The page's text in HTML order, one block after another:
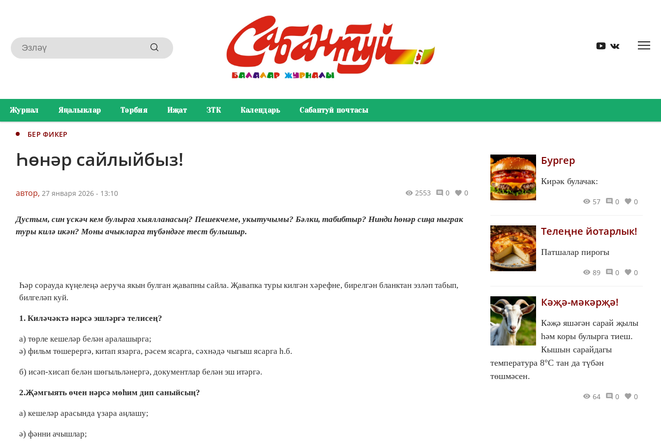
Журнал Яңалыклар Тәрбия Иҗат ЗТК Календарь Сабантуй почтасы
БЕР ФИКЕР
Һөнәр сайлыйбыз!
автор, 27 января 2026 - 13:10 2553 0 0
Дустым, син үскәч кем булырга хыялланасың? Пешекчеме, укытучымы? Бәлки, табибтыр? Нинди һөнәр сиңа ныграк
туры килә икән? Моны ачыкларга түбәндәге тест булышыр.
Һәр сорауда күңелеңә аеруча якын булган җавапны сайла. Җавапка туры килгән хәрефне, бирелгән бланктан эзләп табып,
билгеләп куй.
1. Киләчәктә нәрсә эшләргә телисең?
а) төрле кешеләр белән аралашырга;
ә) фильм төшерергә, китап язарга, рәсем ясарга, сәхнәдә чыгыш ясарга һ.б.
б) исәп-хисап белән шөгыльләнергә, документлар белән эш итәргә.
2.Җәмгыять өчен нәрсә мөһим дип саныйсың?
а) кешеләр арасында үзара аңлашу;
ә) фәнни ачышлар;
Бургер
Кирәк булачак:
57 0 0
Телеңне йотарлык!
Патшалар пирогы
89 0 0
Кәҗә-мәкәрҗә!
Кәҗә яшәгән сарай җылы
һәм коры булырга тиеш.
Кышын сарайдагы
температура 8°С тан да түбән
төшмәсен.
64 0 0